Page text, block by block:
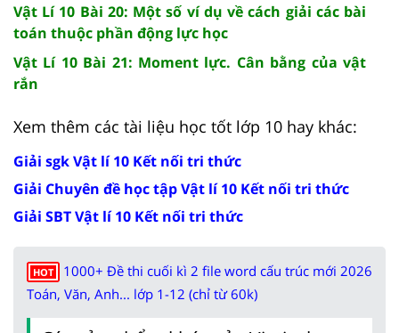
Vật Lí 10 Bài 20: Một số ví dụ về cách giải các bài
toán thuộc phần động lực học
Vật Lí 10 Bài 21: Moment lực. Cân bằng của vật
rắn
Xem thêm các tài liệu học tốt lớp 10 hay khác:
Giải sgk Vật lí 10 Kết nối tri thức
Giải Chuyên đề học tập Vật lí 10 Kết nối tri thức
Giải SBT Vật lí 10 Kết nối tri thức
HOT
1000+ Đề thi cuối kì 2 file word cấu trúc mới 2026
Toán, Văn, Anh... lớp 1-12 (chỉ từ 60k)